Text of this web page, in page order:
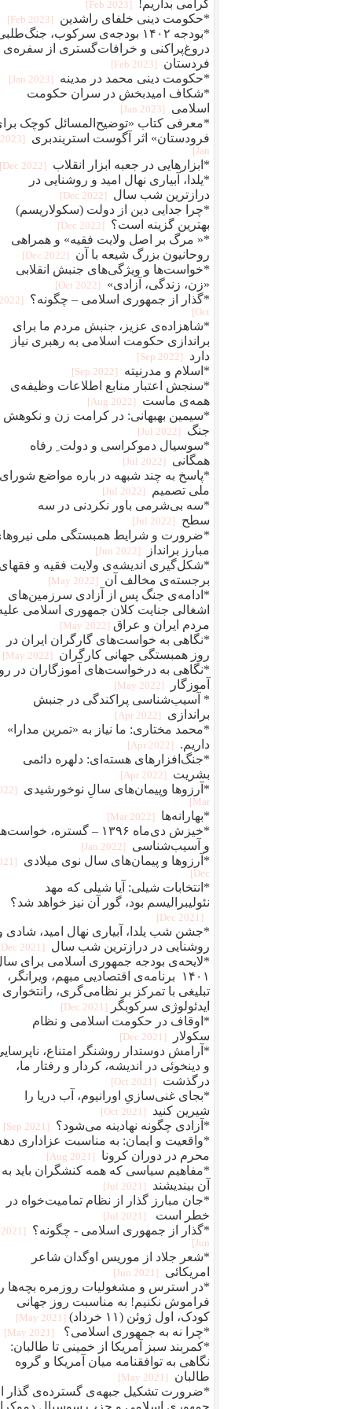
گرامی بداریم! [2023 Feb]
*حکومت دینی خلفای راشدین [2023 Feb]
*بودجه ۱۴۰۲ بودجه‌ی سرکوب،
دروغ‌پراکنی و خرافات‌گستری از سفره‌ی
فردستان
[2023 Feb]
*حکومت دینی محمد در مدینه [2023 Jan]
*شکاف امیدبخش در سران حکومت
اسلامی
[2023 Jan]
*معرفی کتاب «توضیح‌المسائل کوچک
فرودستان» اثر آگوست استریندبری
[2023
Jan]
*ابزارهایی در جعبه ابزار انقلاب [2022 Dec]
*یلدا، آبیاری نهال امید و روشنایی در
درازترین شب سال
[2022 Dec]
*چرا جدایی دین از دولت (سکولاریسم)
بهترین گزینه است؟
[2022 Dec]
*« مرگ بر اصل ولایت فقیه» و همراهی
روحانیون بزرگ شیعه با آن
[2022 Dec]
*خواست‌ها و ویژگی‌های جنبش انقلابی
«زن، زندگی، آزادی»
[2022 Oct]
*گذار از جمهوری اسلامی – چگونه؟
Oct]
*شاهزاده‌ی عزیز، جنبش مردم ما برای
براندازی حکومت اسلامی به رهبری نیاز
دارد
[2022 Sep]
*اسلام و مدرنیته [2022 Sep]
*سنجش اعتبار منابع اطلاعات وظیفه‌ی
همه‌ی ماست
[2022 Aug]
*سیمین بهبهانی: در کرامت زن و نکوهش
جنگ
[2022 Jul]
*سوسیال دموکراسی و دولت ِ رفاه
همگانی
[2022 Jul]
*پاسخ به چند شبهه در باره مواضع شورای
ملی تصمیم
[2022 Jul]
*سه بی‌شرمی باور نکردنی در سه
سطح
[2022 Jul]
*ضرورت و شرایط همبستگی ملی
مبارز برانداز
[2022 Jun]
*شکل‌گیری اندیشه‌ی ولایت فقیه و
برجسته‌ی مخالف آن
[2022 May]
*ادامه‌ی جنگ پس از آزادی سرزمین‌های
اشغالی جنایت کلان جمهوری اسلامی
مردم ایران و عراق [2022 May]
*نگاهی به خواست‌های گارگران ایران در
روز همبستگی جهانی کارگران
[2022 May]
*نگاهی به درخواست‌های آموزگاران در
آموزگار
[2022 May]
* آسیب‌شناسی پراکندگی در جنبش
براندازی
[2022 Apr]
*محمد مختاری: ما نیاز به «تمرین مدارا»
داریم.
[2022 Apr]
*جنگ‌افزارهای هسته‌ای: دلهره دائمی
بشریت
[2022 Apr]
*آرزوها وپیمان‌های سالِ نوخورشیدی
Mar]
*بهارانه‌ها [2022 Mar]
*خیزش دی‌ماه ۱۳۹۶ – گستره،
و آسیب‌شناسی
[2022 Jan]
*آرزوها و پیمان‌های سال نوی میلادی
Dec]
*انتخابات شیلی: آیا شیلی که مهد
نئولیبرالیسم بود، گور آن نیز خواهد شد؟
[2021 Dec]
*جشن شب یلدا، آبیاری نهال امید، شادی
روشنایی در درازترین شب سال
[2021 Dec]
*لایحه‌ی بودجه جمهوری اسلامی برای
۱۴۰۱ برنامه‌ی اقتصادیی مبهم، ویرانگر،
تبلیغی با تمرکز بر نظامی‌گری،
ایدئولوژی سرکوبگر
[2021 Dec]
*اوقاف در حکومت اسلامی و نظام
سکولار
[2021 Dec]
*آرامش دوستدار روشنگر امتناع،
و دینخوئی در اندیشه، کردار و رفتار ما،
درگذشت
[2021 Oct]
*بجای غنی‌سازیِ اورانیوم، آب دریا را
شیرین کنید
[2021 Oct]
*آزادی چگونه نهادینه می‌شود؟ [2021 Sep]
*واقعیت و ایمان: به مناسبت عزاداری
محرم در دوران کرونا
[2021 Aug]
*مفاهیم سیاسی که همه کنشگران باید به
آن بیندیشند
[2021 Jul]
*جان مبارز گذار از نظام تمامیت‌خواه در
خطر است
[2021 Jul]
*گذار از جمهوری اسلامی - چگونه؟
[2021
Jun]
*شعر جلاد از موریس اوگدان شاعر
امریکائی
[2021 Jun]
*در استرس و مشغولیات روزمره بچه‌ها
فراموش نکنیم! به مناسبت روز جهانی
کودک، اول ژوئن (۱۱ خرداد)
[2021 May]
*چرا نه به جمهوری اسلامی؟ [2021 May]
*کمربند سبز آمریکا از خمینی تا طالبان:
نگاهی به توافقنامه میان آمریکا و گروه
طالبان
[2021 May]
*ضرورت تشکیل جبهه‌ی گسترده‌ی گذار
جمهوری اسلامی و حزبِ سوسیال